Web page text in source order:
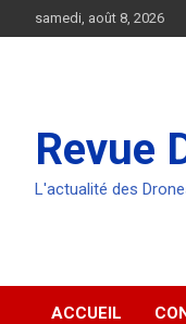
au
samedi, août 8, 2026
Revue
L'actualité des
ACCUEIL